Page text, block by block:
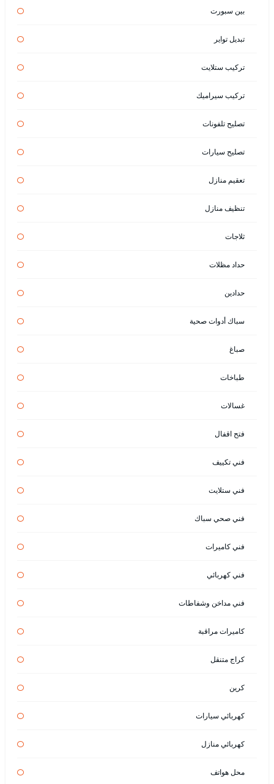
بين سبورت
تبديل تواير
تركيب ستلايت
تركيب سيراميك
تصليح تلفونات
تصليح سيارات
تعقيم منازل
تنظيف منازل
ثلاجات
حداد مظلات
حدادين
سباك أدوات صحية
صباغ
طباخات
غسالات
فتح اقفال
فني تكييف
فني ستلايت
فني صحي سباك
فني كاميرات
فني كهربائي
فني مداخن وشفاطات
كاميرات مراقبة
كراج متنقل
كرين
كهربائي سيارات
كهربائي منازل
محل هواتف